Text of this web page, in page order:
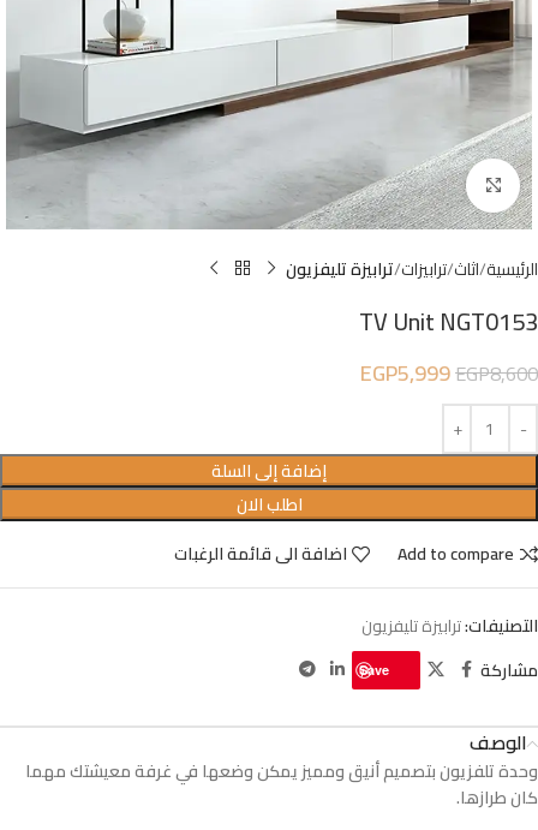
Click to enlarge
الرئيسية اثاث ترابيزات ترابيزة تليفزيون
TV Unit NGT0153
EGP8,600
EGP5,999
إضافة إلى السلة
اطلب الان
Add to compare
اضافة الى قائمة الرغبات
التصنيفات:ترابيزة تليفزيون
مشاركة
Save
الوصف
وحدة تلفزيون بتصميم أنيق ومميز يمكن وضعها في غرفة معيشتك مهما
كان طرازها.